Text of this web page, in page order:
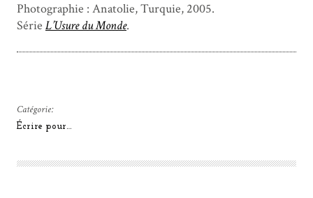
Photographie : Anatolie, Turquie, 2005.
Série L’Usure du Monde.
Catégorie:
Écrire pour…